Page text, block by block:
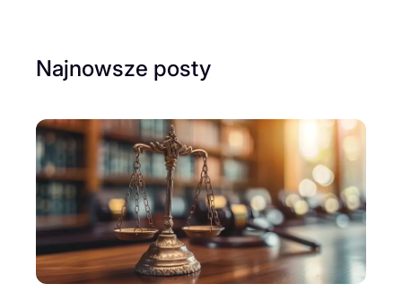
Najnowsze posty